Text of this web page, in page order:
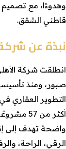
وهدوءًا، مع تصميم
قاطني الشقق.
نبذة عن
صبور، ومنذ
التطوير
أكثر من
واضحة تهدف إلى
الرقي، الراحة،